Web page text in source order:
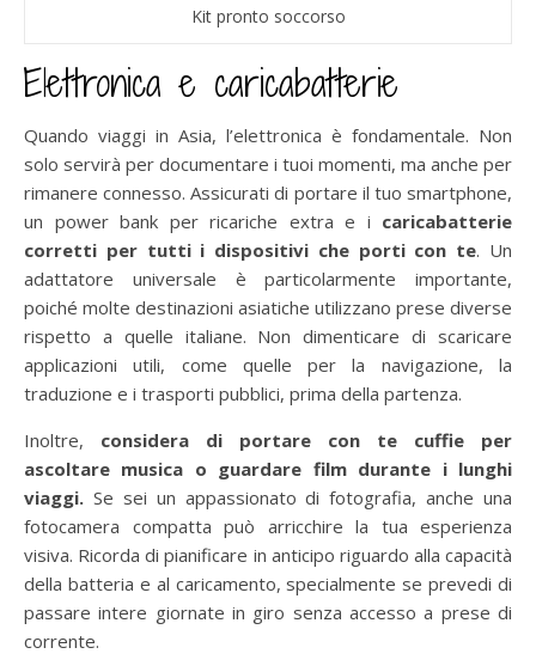
Kit pronto soccorso
Elettronica e caricabatterie
Quando viaggi in Asia, l’elettronica è fondamentale. Non
solo servirà per documentare i tuoi momenti, ma anche per
rimanere connesso. Assicurati di portare il tuo smartphone,
un power bank per ricariche extra e i caricabatterie
corretti per tutti i dispositivi che porti con te. Un
adattatore universale è particolarmente importante,
poiché molte destinazioni asiatiche utilizzano prese diverse
rispetto a quelle italiane. Non dimenticare di scaricare
applicazioni utili, come quelle per la navigazione, la
traduzione e i trasporti pubblici, prima della partenza.
Inoltre, considera di portare con te cuffie per
ascoltare musica o guardare film durante i lunghi
viaggi. Se sei un appassionato di fotografia, anche una
fotocamera compatta può arricchire la tua esperienza
visiva. Ricorda di pianificare in anticipo riguardo alla capacità
della batteria e al caricamento, specialmente se prevedi di
passare intere giornate in giro senza accesso a prese di
corrente.